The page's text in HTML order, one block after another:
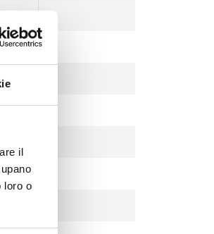
il
loro o